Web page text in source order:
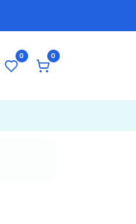
0 0